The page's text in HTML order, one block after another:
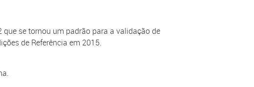
se tornou um padrão para a validação de
de Referência em 2015.